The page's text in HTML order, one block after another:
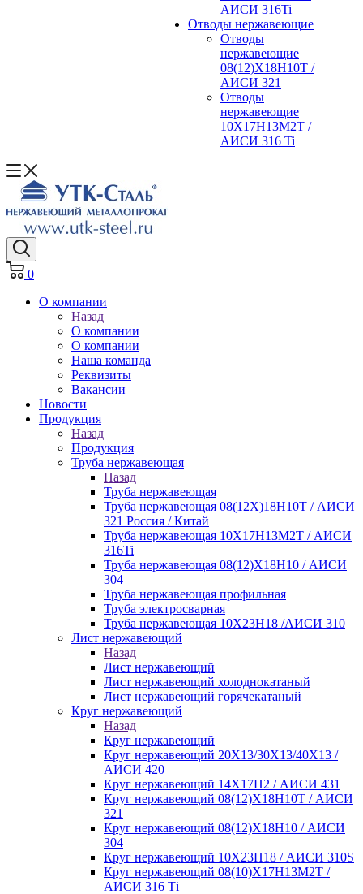
АИСИ 316Ti
Отводы нержавеющие
Отводы
нержавеющие
08(12)Х18Н10Т /
АИСИ 321
Отводы
нержавеющие
10Х17Н13М2Т /
АИСИ 316 Ti
0
О компании
Назад
О компании
О компании
Наша команда
Реквизиты
Вакансии
Новости
Продукция
Назад
Продукция
Труба нержавеющая
Назад
Труба нержавеющая
Труба нержавеющая 08(12Х)18Н10Т / АИСИ
321 Россия / Китай
Труба нержавеющая 10Х17Н13М2Т / АИСИ
316Ti
Труба нержавеющая 08(12)Х18Н10 / АИСИ
304
Труба нержавеющая профильная
Труба электросварная
Труба нержавеющая 10Х23Н18 /АИСИ 310
Лист нержавеющий
Назад
Лист нержавеющий
Лист нержавеющий холоднокатаный
Лист нержавеющий горячекатаный
Круг нержавеющий
Назад
Круг нержавеющий
Круг нержавеющий 20Х13/30Х13/40Х13 /
АИСИ 420
Круг нержавеющий 14Х17Н2 / АИСИ 431
Круг нержавеющий 08(12)Х18Н10Т / АИСИ
321
Круг нержавеющий 08(12)Х18Н10 / АИСИ
304
Круг нержавеющий 10Х23Н18 / АИСИ 310S
Круг нержавеющий 08(10)Х17Н13М2Т /
АИСИ 316 Тi